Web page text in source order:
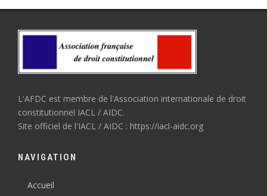
L'AFDC est membre de l'Association internationale de droit
constitutionnel IACL / AIDC.
Site officiel de l'IACL / AIDC : https://iacl-aidc.org
NAVIGATION
Accueil